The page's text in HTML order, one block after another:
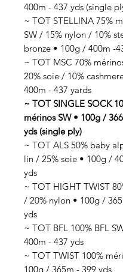
400m - 437 yds (single
~ TOT STELLINA 75%
SW / 15% nylon / 10%
bronze • 100g / 400m -
~ TOT MSC 70%
20% soie / 10%
400m - 437 yards
~ TOT SINGLE SOCK
mérinos SW • 100g /
yds (single ply)
~ TOT ALS 50% baby
lin / 25% soie • 100g /
yds
~ TOT HIGHT TWIST
/ 20% nylon • 100g /
yds
~ TOT BFL 100% BFL
400m - 437 yds
~ TOT TWIST 100%
100g / 365m - 399 yds